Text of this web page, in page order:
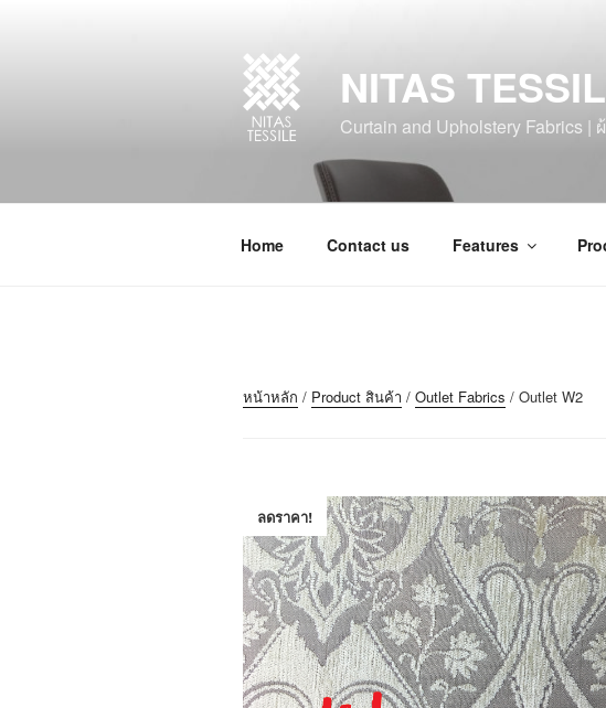
NITAS
Curtain and Upholstery Fabrics |
Home Contact us Features
หน้าหลัก / Product สินค้า / Outlet Fabrics / Outlet W2
ลดราคา!